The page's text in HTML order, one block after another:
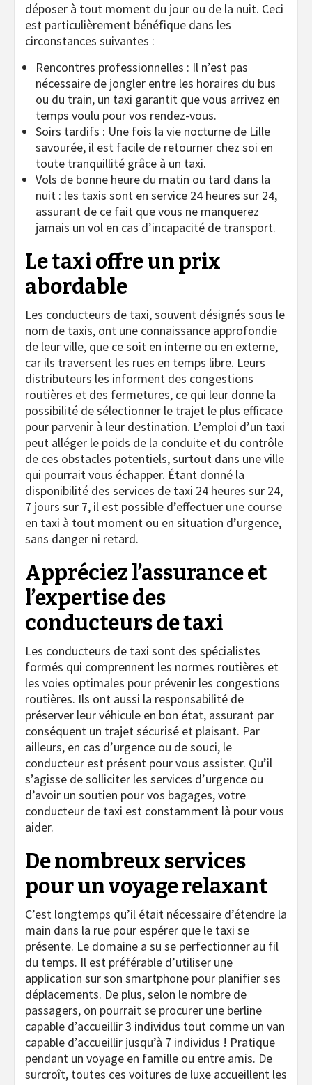
déposer à tout moment du jour ou de la nuit. Ceci
est particulièrement bénéfique dans les
circonstances suivantes :
Rencontres professionnelles : Il n’est pas
nécessaire de jongler entre les horaires du bus
ou du train, un taxi garantit que vous arrivez en
temps voulu pour vos rendez-vous.
Soirs tardifs : Une fois la vie nocturne de Lille
savourée, il est facile de retourner chez soi en
toute tranquillité grâce à un taxi.
Vols de bonne heure du matin ou tard dans la
nuit : les taxis sont en service 24 heures sur 24,
assurant de ce fait que vous ne manquerez
jamais un vol en cas d’incapacité de transport.
Le taxi offre un prix
abordable
Les conducteurs de taxi, souvent désignés sous le
nom de taxis, ont une connaissance approfondie
de leur ville, que ce soit en interne ou en externe,
car ils traversent les rues en temps libre. Leurs
distributeurs les informent des congestions
routières et des fermetures, ce qui leur donne la
possibilité de sélectionner le trajet le plus efficace
pour parvenir à leur destination. L’emploi d’un taxi
peut alléger le poids de la conduite et du contrôle
de ces obstacles potentiels, surtout dans une ville
qui pourrait vous échapper. Étant donné la
disponibilité des services de taxi 24 heures sur 24,
7 jours sur 7, il est possible d’effectuer une course
en taxi à tout moment ou en situation d’urgence,
sans danger ni retard.
Appréciez l’assurance et
l’expertise des
conducteurs de taxi
Les conducteurs de taxi sont des spécialistes
formés qui comprennent les normes routières et
les voies optimales pour prévenir les congestions
routières. Ils ont aussi la responsabilité de
préserver leur véhicule en bon état, assurant par
conséquent un trajet sécurisé et plaisant. Par
ailleurs, en cas d’urgence ou de souci, le
conducteur est présent pour vous assister. Qu’il
s’agisse de solliciter les services d’urgence ou
d’avoir un soutien pour vos bagages, votre
conducteur de taxi est constamment là pour vous
aider.
De nombreux services
pour un voyage relaxant
C’est longtemps qu’il était nécessaire d’étendre la
main dans la rue pour espérer que le taxi se
présente. Le domaine a su se perfectionner au fil
du temps. Il est préférable d’utiliser une
application sur son smartphone pour planifier ses
déplacements. De plus, selon le nombre de
passagers, on pourrait se procurer une berline
capable d’accueillir 3 individus tout comme un van
capable d’accueillir jusqu’à 7 individus ! Pratique
pendant un voyage en famille ou entre amis. De
surcroît, toutes ces voitures de luxe accueillent les